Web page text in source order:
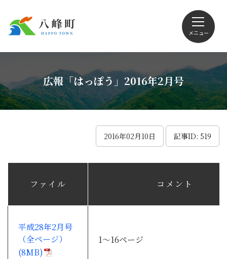
メニュー
Foreign language
観光
子育て・教育
広報「はっぽう」2016年2月号
2016年02月10日 記事ID: 519
ファイル コメント
平成28年2月号
（全ページ）
(8MB)
1～16ページ